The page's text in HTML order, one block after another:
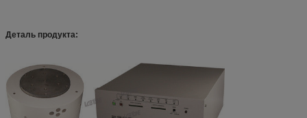
Деталь продукта: